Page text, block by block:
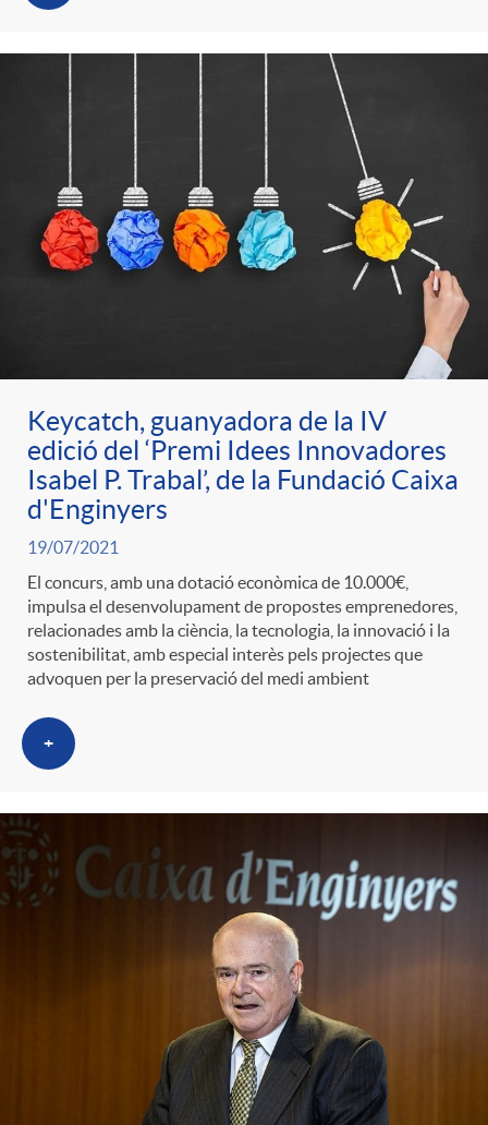
Keycatch, guanyadora de la IV
edició del ‘Premi Idees Innovadores
Isabel P. Trabal’, de la Fundació Caixa
d'Enginyers
19/07/2021
El concurs, amb una dotació econòmica de 10.000€,
impulsa el desenvolupament de propostes emprenedores,
relacionades amb la ciència, la tecnologia, la innovació i la
sostenibilitat, amb especial interès pels projectes que
advoquen per la preservació del medi ambient
+